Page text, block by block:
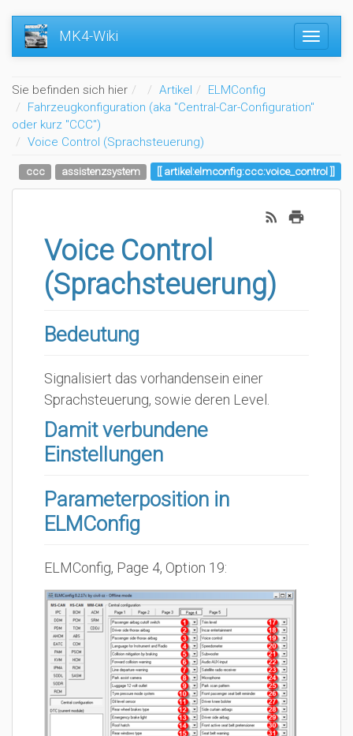
MK4-Wiki
Sie befinden sich hier Home
Artikel
ELMConfig
Fahrzeugkonfiguration (aka "Central-Car-Configuration"
oder kurz "CCC")
Voice Control (Sprachsteuerung)
ccc assistenzsystem artikel:elmconfig:ccc:voice_control
Voice Control
(Sprachsteuerung)
Bedeutung
Signalisiert das vorhandensein einer
Sprachsteuerung, sowie deren Level.
Damit verbundene
Einstellungen
Parameterposition in
ELMConfig
ELMConfig, Page 4, Option 19: